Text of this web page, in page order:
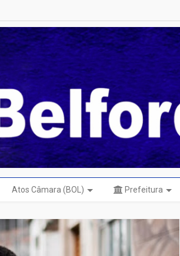
Atos Câmara (BOL) Prefeitura